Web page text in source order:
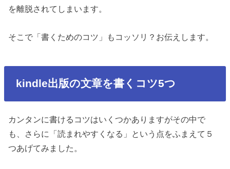
を離脱されてしまいます。
そこで「書くためのコツ」もコッソリ？お伝えします。
kindle出版の文章を書くコツ5つ
カンタンに書けるコツはいくつかありますがその中で
も、さらに「読まれやすくなる」という点をふまえて５
つあげてみました。